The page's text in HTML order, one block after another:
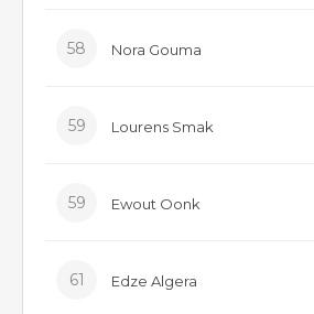
58 Nora Gouma
59 Lourens Smak
59 Ewout Oonk
61 Edze Algera